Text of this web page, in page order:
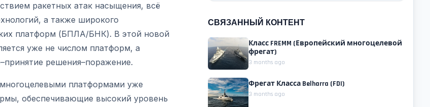
ракетных атак насыщения, всё
а также широкого
платформ (БПЛА/БНК). В этой новой
уже не числом платформ, а
решения–поражение.
платформами уже
обеспечивающие высокий уровень
СВЯЗАННЫЙ КОНТЕНТ
Класс FREMM (Европейский многоцелевой
фрегат)
3 months ago
Фрегат Класса Belharra (FDI)
3 months ago